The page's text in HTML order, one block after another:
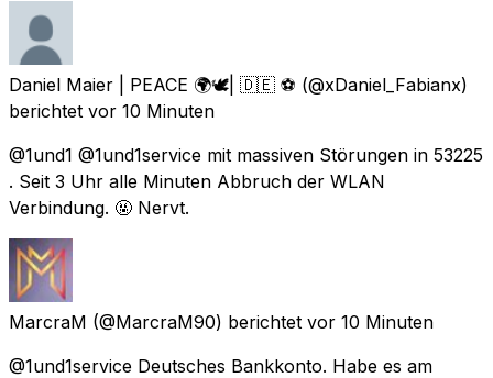
Daniel Maier | PEACE 🌍🕊| 🇩🇪 ⚽️ (@xDaniel_Fabianx)
berichtet vor 10 Minuten
@1und1 @1und1service mit massiven Störungen in 53225
. Seit 3 Uhr alle Minuten Abbruch der WLAN
Verbindung. 🤬 Nervt.
MarcraM (@MarcraM90) berichtet vor 10 Minuten
@1und1service Deutsches Bankkonto. Habe es am